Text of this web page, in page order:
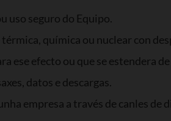
uso seguro do Equipo.
química ou nuclear con
ese efecto ou que se estendera
datos e descargas.
empresa a través de canles